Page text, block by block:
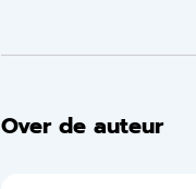
Over de auteur